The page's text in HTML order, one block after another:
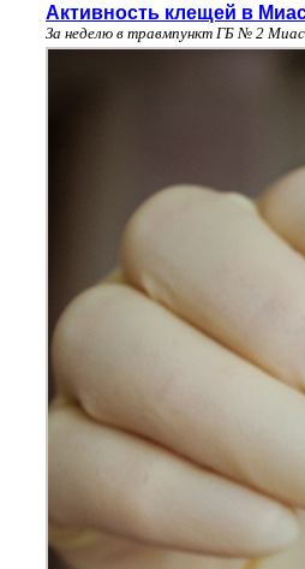
Активность клещей в
За неделю в травмпункт ГБ № 2